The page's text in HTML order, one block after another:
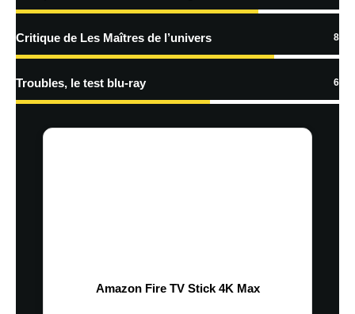
Critique de Les Maîtres de l’univers 8
Troubles, le test blu-ray 6
Amazon Fire TV Stick 4K Max